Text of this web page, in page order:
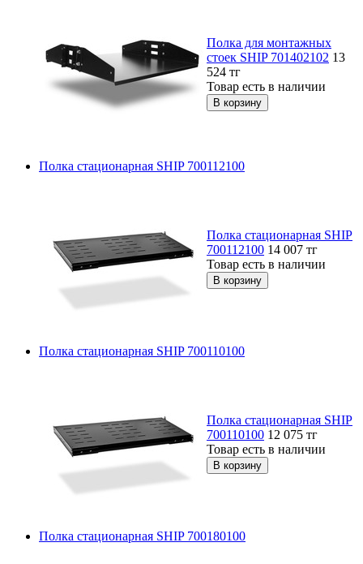
Полка для монтажных
стоек SHIP 701402102 13
524 тг
Товар есть в наличии
Полка стационарная SHIP 700112100
Полка стационарная SHIP
700112100 14 007 тг
Товар есть в наличии
Полка стационарная SHIP 700110100
Полка стационарная SHIP
700110100 12 075 тг
Товар есть в наличии
Полка стационарная SHIP 700180100